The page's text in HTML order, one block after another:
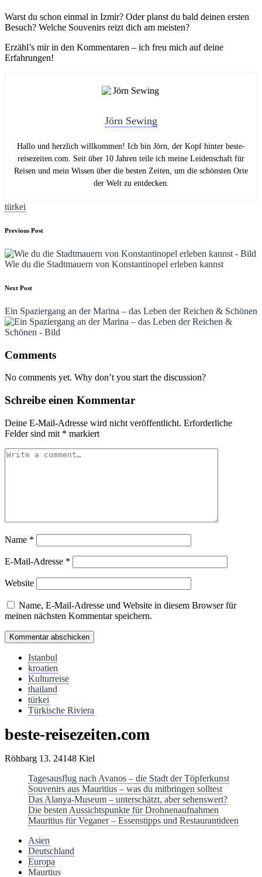
Warst du schon einmal in Izmir? Oder planst du bald deinen ersten
Besuch? Welche Souvenirs reizt dich am meisten?
Erzähl’s mir in den Kommentaren – ich freu mich auf deine
Erfahrungen!
Jörn Sewing
Hallo und herzlich willkommen! Ich bin Jörn, der Kopf hinter beste-
reisezeiten.com. Seit über 10 Jahren teile ich meine Leidenschaft für
Reisen und mein Wissen über die besten Zeiten, um die schönsten Orte
der Welt zu entdecken.
Tags:
türkei
Post
navigation
Previous Post
Wie du die Stadtmauern von Konstantinopel erleben kannst
Next Post
Ein Spaziergang an der Marina – das Leben der Reichen & Schönen
Comments
No comments yet. Why don’t you start the discussion?
Schreibe einen Kommentar
Deine E-Mail-Adresse wird nicht veröffentlicht. Erforderliche
Felder sind mit * markiert
Name *
E-Mail-Adresse *
Website
Name, E-Mail-Adresse und Website in diesem Browser für
meinen nächsten Kommentar speichern.
Istanbul
kroatien
Kulturreise
thailand
türkei
Türkische Riviera
beste-reisezeiten.com
Röhbarg 13. 24148 Kiel
Tagesausflug nach Avanos – die Stadt der Töpferkunst
Souvenirs aus Mauritius – was du mitbringen solltest
Das Alanya-Museum – unterschätzt, aber sehenswert?
Die besten Aussichtspunkte für Drohnenaufnahmen
Mauritius für Veganer – Essenstipps und Restaurantideen
Asien
Deutschland
Europa
Maurtius